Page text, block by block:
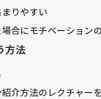
りやすい
合にモチベーション
方法
介方法のレクチャー